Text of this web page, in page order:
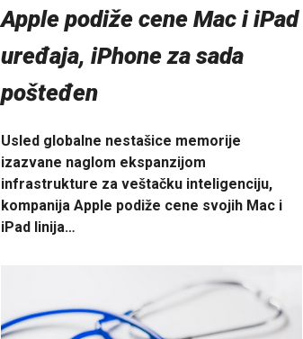
Apple podiže cene Mac i iPad
uređaja, iPhone za sada
pošteđen
Usled globalne nestašice memorije
izazvane naglom ekspanzijom
infrastrukture za veštačku inteligenciju,
kompanija Apple podiže cene svojih Mac i
iPad linija…